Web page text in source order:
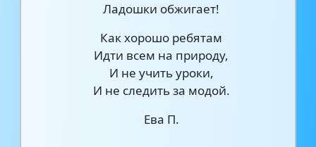
Ладошки обжигает!
Как хорошо ребятам
Идти всем на природу,
И не учить уроки,
И не следить за модой.
Ева П.